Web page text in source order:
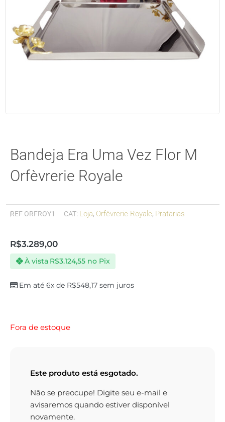
Bandeja Era Uma Vez Flor M
Orfèvrerie Royale
REF ORFROY1 CAT: Loja, Orfèvrerie Royale, Pratarias
R$3.289,00
Em até 6x de R$548,17 sem juros
À vista R$3.124,55 no Pix
Fora de estoque
Este produto está esgotado.
Não se preocupe! Digite seu e-mail e
avisaremos quando estiver disponível
novamente.